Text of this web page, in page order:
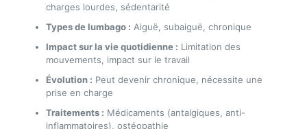
charges lourdes, sédentarité
Types de lumbago : Aiguë, subaiguë, chronique
Impact sur la vie quotidienne : Limitation des
mouvements, impact sur le travail
Évolution : Peut devenir chronique, nécessite une
prise en charge
Traitements : Médicaments (antalgiques, anti-
inflammatoires), ostéopathie